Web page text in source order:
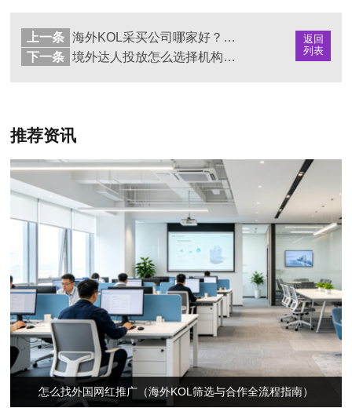
返回
列表
上一条
海外KOL采买公司哪家好？（全球红人投放服务商深度评测与选择指南）
下一条
境外达人投放怎么选择机构？优质MCN对比与采买指南
推荐资讯
怎么找外国网红推广（海外KOL筛选与合作全流程指南）